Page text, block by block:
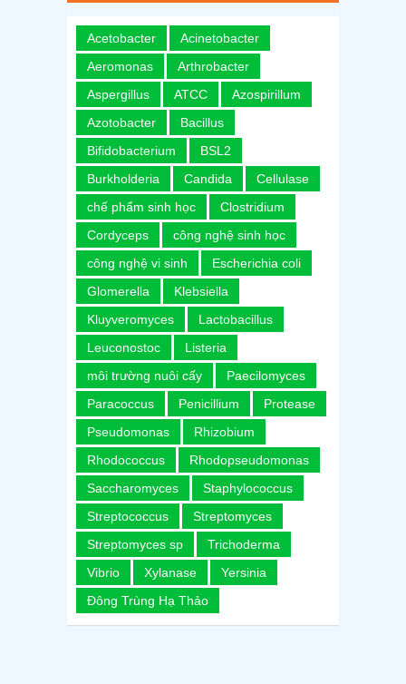
Acetobacter
Acinetobacter
Aeromonas
Arthrobacter
Aspergillus
ATCC
Azospirillum
Azotobacter
Bacillus
Bifidobacterium
BSL2
Burkholderia
Candida
Cellulase
chế phẩm sinh học
Clostridium
Cordyceps
công nghệ sinh học
công nghệ vi sinh
Escherichia coli
Glomerella
Klebsiella
Kluyveromyces
Lactobacillus
Leuconostoc
Listeria
môi trường nuôi cấy
Paecilomyces
Paracoccus
Penicillium
Protease
Pseudomonas
Rhizobium
Rhodococcus
Rhodopseudomonas
Saccharomyces
Staphylococcus
Streptococcus
Streptomyces
Streptomyces sp
Trichoderma
Vibrio
Xylanase
Yersinia
Đông Trùng Hạ Thảo